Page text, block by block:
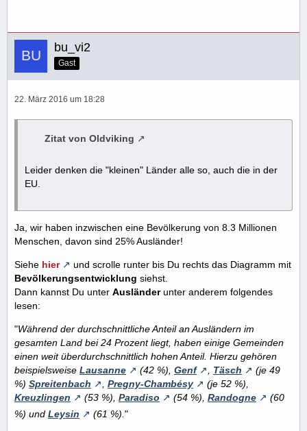
bu_vi2
Gast
22. März 2016 um 18:28
Zitat von Oldviking
Leider denken die "kleinen" Länder alle so, auch die in der
EU.
Ja, wir haben inzwischen eine Bevölkerung von 8.3 Millionen
Menschen, davon sind 25% Ausländer!
Siehe hier
und scrolle runter bis Du rechts das Diagramm mit
Bevölkerungsentwicklung siehst.
Dann kannst Du unter Ausländerunter anderem folgendes
lesen:
"Während der durchschnittliche Anteil an Ausländern im
gesamten Land bei 24 Prozent liegt, haben einige Gemeinden
einen weit überdurchschnittlich hohen Anteil. Hierzu gehören
beispielsweise Lausanne (42 %), Genf Täsch
(je 49
%) Spreitenbach Pregny-Chambésy
(je 52 %),
Kreuzlingen
(53 %), Paradiso (54 %), Randogne
(60
%) und Leysin (61 %). "